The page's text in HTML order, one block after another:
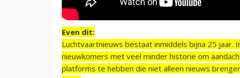
Even dit:
Luchtvaartnieuws bestaat inmiddels bijna 25 jaar.
nieuwkomers met veel minder historie om
platforms te hebben die niet alleen nieuws